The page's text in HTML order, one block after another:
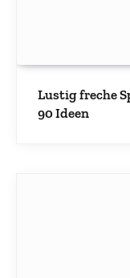
Lustig freche
90 Ideen